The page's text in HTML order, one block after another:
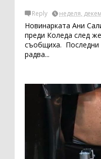
Reply неделя,
Новинарката Ани
преди Коледа след
съобщиха. Последни
радва...